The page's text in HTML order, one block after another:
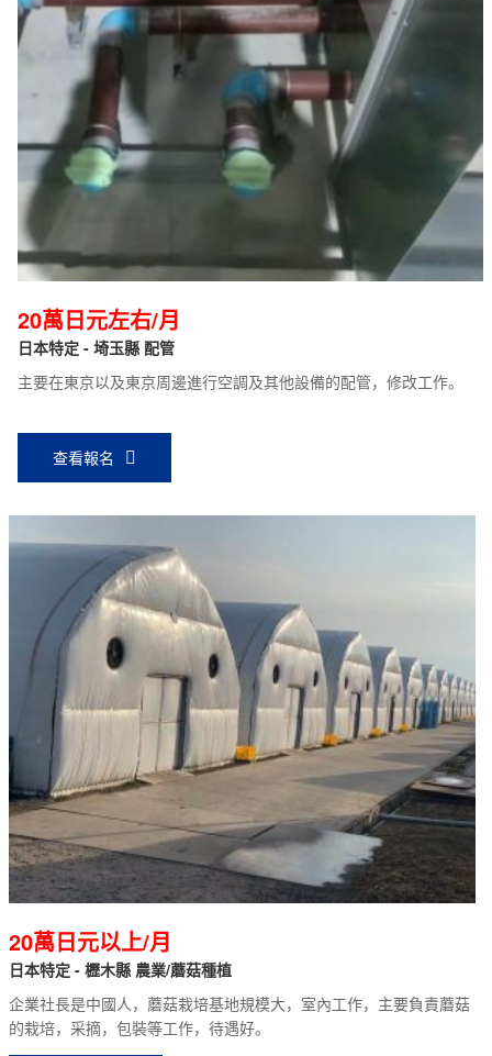
20萬日元左右/月
日本特定 - 埼玉縣 配管
主要在東京以及東京周邊進行空調及其他設備的配管，修改工作。
查看報名
20萬日元以上/月
日本特定 - 櫪木縣 農業/蘑菇種植
企業社長是中國人，蘑菇栽培基地規模大，室內工作，主要負責蘑菇
的栽培，采摘，包裝等工作，待遇好。